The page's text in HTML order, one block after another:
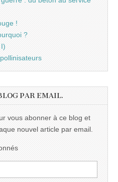
!
?
PAR EMAIL.
vous abonner à ce blog et
nouvel article par email.